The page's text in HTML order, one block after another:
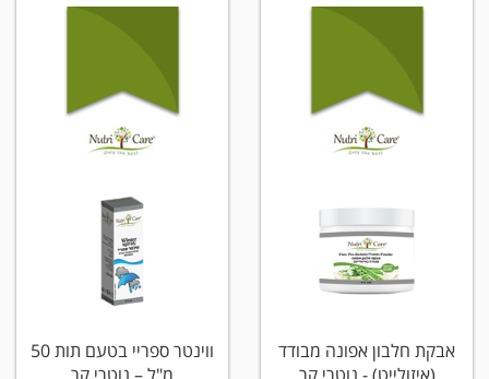
אבקת חלבון אפונה מבודד
ווינטר ספריי בטעם תות 50